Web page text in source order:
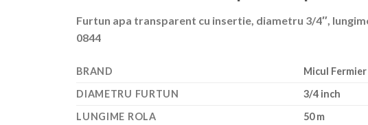
Furtun apa transparent cu insertie, diametru 3/4″,
0844
BRAND
Micul Fermier
DIAMETRU FURTUN
3/4 inch
LUNGIME ROLA
50 m